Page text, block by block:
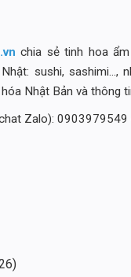
chia sẻ tinh hoa
sushi, sashimi...,
Nhật Bản và thông
Zalo): 0903979549